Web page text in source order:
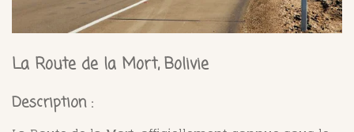
La Route de la Mort, Bolivie
Description :